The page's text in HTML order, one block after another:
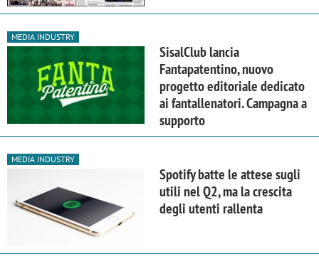
MEDIA INDUSTRY
SisalClub lancia
Fantapatentino, nuovo
progetto editoriale dedicato
ai fantallenatori. Campagna a
supporto
MEDIA INDUSTRY
Spotify batte le attese sugli
utili nel Q2, ma la crescita
degli utenti rallenta